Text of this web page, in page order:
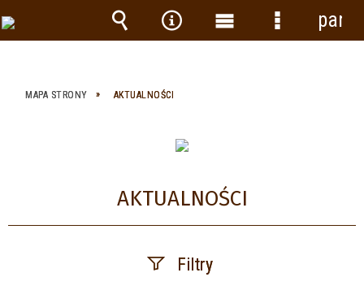
MAPA STRONY AKTUALNOŚCI
AKTUALNOŚCI
Filtry
Wyszukiwarka
Narzędzia
Menu Menu
panel